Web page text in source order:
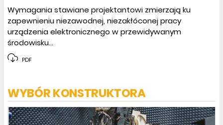
Wymagania stawiane projektantowi zmierzają ku
zapewnieniu niezawodnej, niezakłóconej pracy
urządzenia elektronicznego w przewidywanym
środowisku...
PDF
WYBÓR KONSTRUKTORA